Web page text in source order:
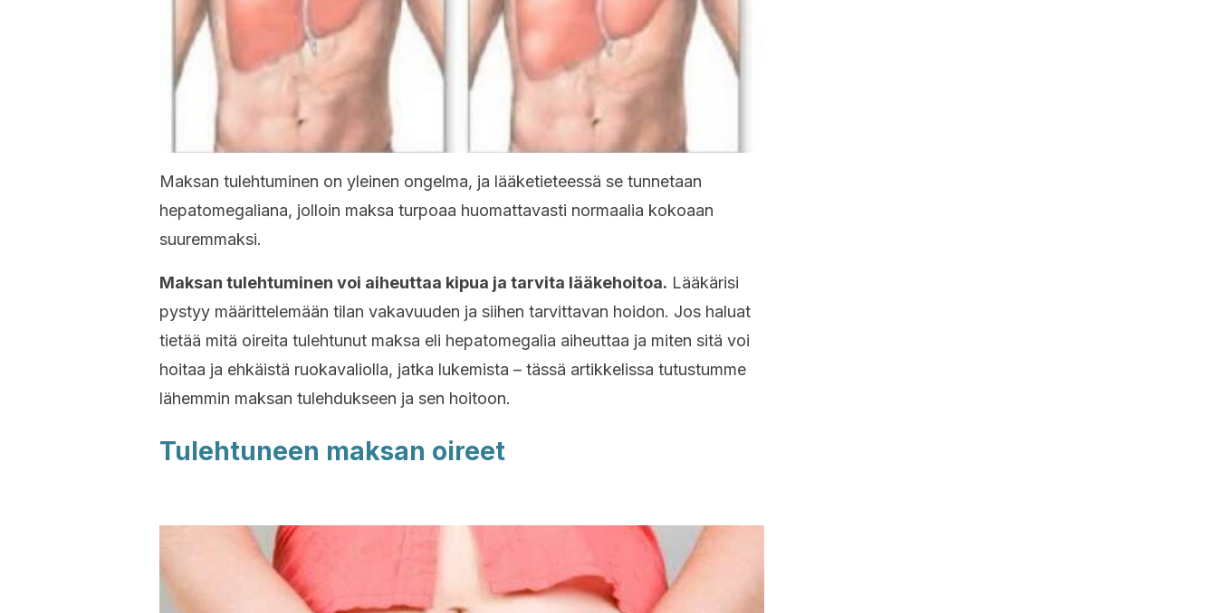
Maksan tulehtuminen on yleinen ongelma, ja lääketieteessä se tunnetaan
hepatomegaliana, jolloin maksa turpoaa huomattavasti normaalia kokoaan
suuremmaksi.
Maksan tulehtuminen voi aiheuttaa kipua ja tarvita lääkehoitoa. Lääkärisi
pystyy määrittelemään tilan vakavuuden ja siihen tarvittavan hoidon. Jos haluat
tietää mitä oireita tulehtunut maksa eli hepatomegalia aiheuttaa ja miten sitä voi
hoitaa ja ehkäistä ruokavaliolla, jatka lukemista – tässä artikkelissa tutustumme
lähemmin maksan tulehdukseen ja sen hoitoon.
Tulehtuneen maksan oireet